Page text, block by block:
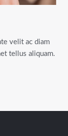
velit ac diam
tellus aliquam.